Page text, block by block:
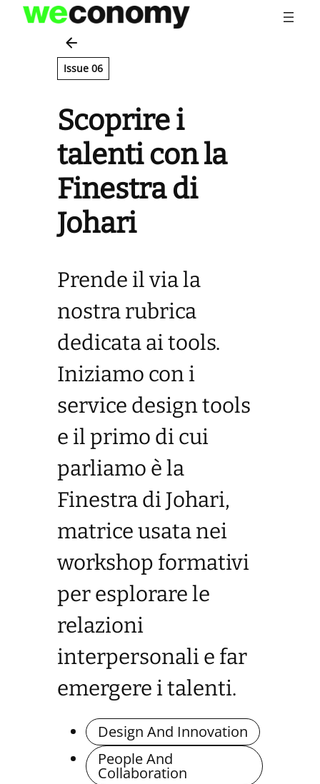
Vai
contenuto
Issue 06
Scoprire i
talenti con la
Finestra di
Johari
Prende il via la
nostra rubrica
dedicata ai tools.
Iniziamo con i
service design tools
e il primo di cui
parliamo è la
Finestra di Johari,
matrice usata nei
workshop formativi
per esplorare le
relazioni
interpersonali e far
emergere i talenti.
Design And Innovation
People And
Collaboration